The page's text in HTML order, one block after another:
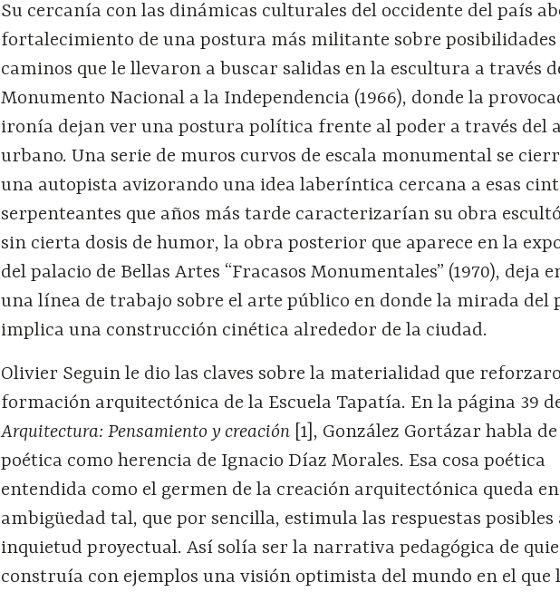
Su cercanía con las dinámicas culturales del occidente del país
fortalecimiento de una postura más militante sobre posibilidades
caminos que le llevaron a buscar salidas en la escultura a través
Monumento Nacional a la Independencia (1966), donde la
ironía dejan ver una postura política frente al poder a través del
urbano. Una serie de muros curvos de escala monumental se
una autopista avizorando una idea laberíntica cercana a esas
serpenteantes que años más tarde caracterizarían su obra
sin cierta dosis de humor, la obra posterior que aparece en la
del palacio de Bellas Artes “Fracasos Monumentales” (1970), deja
una línea de trabajo sobre el arte público en donde la mirada del
implica una construcción cinética alrededor de la ciudad.
Olivier Seguin le dio las claves sobre la materialidad que
formación arquitectónica de la Escuela Tapatía. En la página 39
Arquitectura: Pensamiento y creación [1], González Gortázar habla
poética como herencia de Ignacio Díaz Morales. Esa cosa poética
entendida como el germen de la creación arquitectónica queda
ambigüedad tal, que por sencilla, estimula las respuestas posibles
inquietud proyectual. Así solía ser la narrativa pedagógica de
construía con ejemplos una visión optimista del mundo en el que